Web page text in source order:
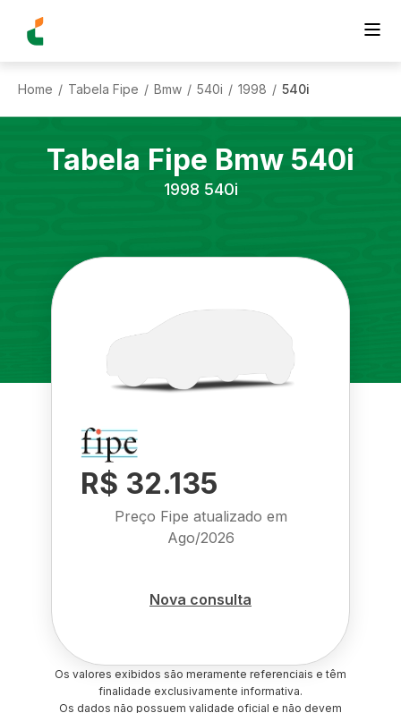
Home / Tabela Fipe / Bmw / 540i / 1998 / 540i
Tabela Fipe Bmw 540i
1998 540i
R$ 32.135
Preço Fipe atualizado em
Ago/2026
Nova consulta
Os valores exibidos são meramente referenciais e têm
finalidade exclusivamente informativa.
Os dados não possuem validade oficial e não devem